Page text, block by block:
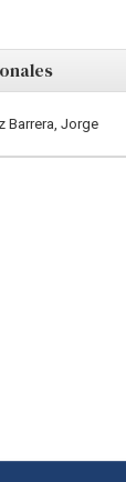
Barrera, Jorge